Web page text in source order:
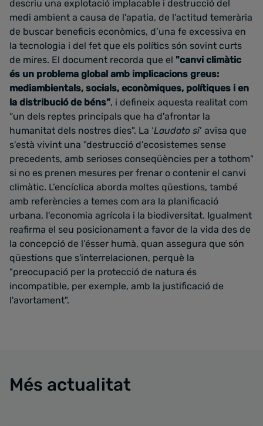
descriu una explotació implacable i destrucció del
medi ambient a causa de l'apatia, de l’actitud temerària
de buscar beneficis econòmics, d’una fe excessiva en
la tecnologia i del fet que els polítics són sovint curts
de mires. El document recorda que el "canvi climàtic
és un problema global amb implicacions greus:
mediambientals, socials, econòmiques, polítiques i en
la distribució de béns”, i defineix aquesta realitat com
“un dels reptes principals que ha d'afrontar la
humanitat dels nostres dies". La ‘Laudato si’ avisa que
s'està vivint una "destrucció d'ecosistemes sense
precedents, amb serioses conseqüències per a tothom"
si no es prenen mesures per frenar o contenir el canvi
climàtic. L’encíclica aborda moltes qüestions, també
amb referències a temes com ara la planificació
urbana, l'economia agrícola i la biodiversitat. Igualment
reafirma el seu posicionament a favor de la vida des de
la concepció de l’ésser humà, quan assegura que són
qüestions que s'interrelacionen, perquè la
"preocupació per la protecció de natura és
incompatible, per exemple, amb la justificació de
l'avortament".
Més actualitat